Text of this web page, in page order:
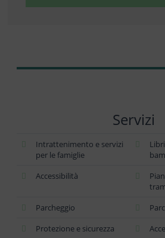
Servizi
Intrattenimento e servizi
per le famiglie
Accessibilità
Parcheggio
Protezione e sicurezza